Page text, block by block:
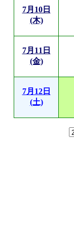
7月10日
(木)
7月11日
(金)
7月12日
(土)